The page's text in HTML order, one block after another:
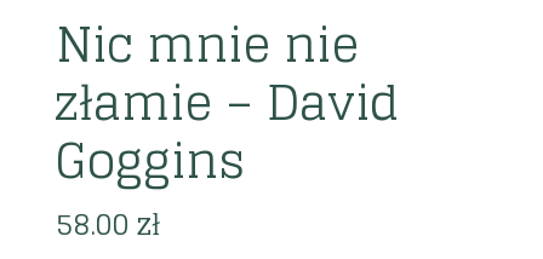
Nic mnie nie
złamie – David
Goggins
58.00zł